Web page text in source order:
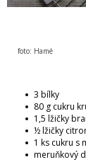
foto: Hamé
3 bílky
80 g cukru
1,5 lžičky
½ lžičky
1 ks cukru s
meruňkový